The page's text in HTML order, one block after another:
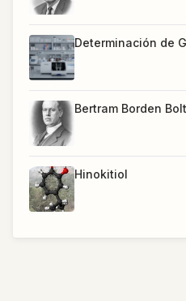
Determinación de
Bertram Borden
Hinokitiol